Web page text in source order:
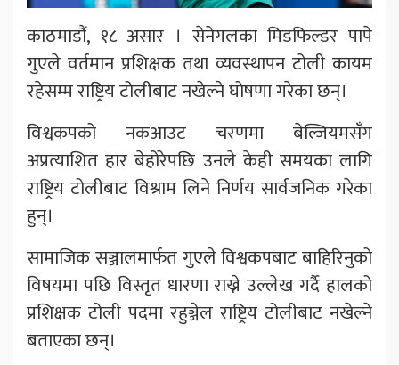
काठमाडौं, १८ असार । सेनेगलका मिडफिल्डर पापे
गुएले वर्तमान प्रशिक्षक तथा व्यवस्थापन टोली कायम
रहेसम्म राष्ट्रिय टोलीबाट नखेल्ने घोषणा गरेका छन्।
विश्वकपको नकआउट चरणमा बेल्जियमसँग
अप्रत्याशित हार बेहोरेपछि उनले केही समयका लागि
राष्ट्रिय टोलीबाट विश्राम लिने निर्णय सार्वजनिक गरेका
हुन्।
सामाजिक सञ्जालमार्फत गुएले विश्वकपबाट बाहिरिनुको
विषयमा पछि विस्तृत धारणा राख्ने उल्लेख गर्दै हालको
प्रशिक्षक टोली पदमा रहुञ्जेल राष्ट्रिय टोलीबाट नखेल्ने
बताएका छन्।